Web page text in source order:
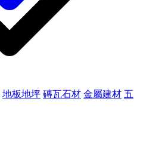
地板地坪 磚瓦石材 金屬建材 五